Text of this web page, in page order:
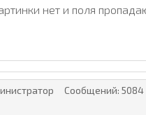
нет и поля
Сообщений: 5084